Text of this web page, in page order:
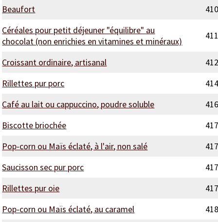
Beaufort
410
Céréales pour petit déjeuner "équilibre" au
chocolat (non enrichies en vitamines et minéraux)
411
Croissant ordinaire, artisanal
412
Rillettes pur porc
414
Café au lait ou cappuccino, poudre soluble
416
Biscotte briochée
417
Pop-corn ou Maïs éclaté, à l'air, non salé
417
Saucisson sec pur porc
417
Rillettes pur oie
417
Pop-corn ou Maïs éclaté, au caramel
418